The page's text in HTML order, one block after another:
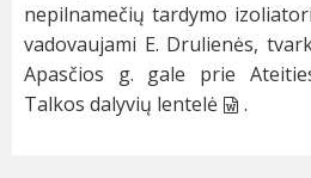
nepilnamečių tardymo
vadovaujami E. Drulienės,
Apasčios g. gale prie
Talkos dalyvių lentelė
.